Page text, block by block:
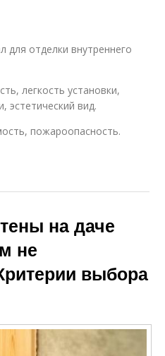
для отделки внутреннего
легкость установки,
эстетический вид.
пожароопасность.
на даче
не
выбора